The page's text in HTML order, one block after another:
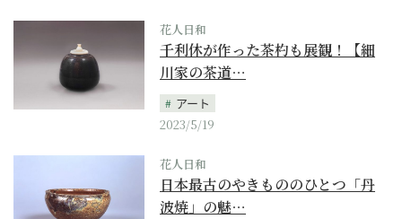
花人日和
千利休が作った茶杓も展観！【細
川家の茶道…
アート
2023/5/19
花人日和
日本最古のやきもののひとつ「丹
波焼」の魅…